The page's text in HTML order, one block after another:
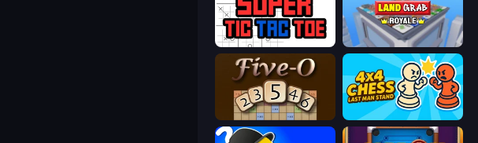
Super Tic Tac Toe Landgrab Royale
Five-O 4x4 Chess: Last Man Stand